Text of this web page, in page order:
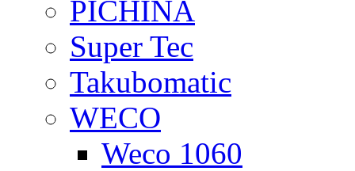
PICHINA
Super Tec
Takubomatic
WECO
Weco 1060